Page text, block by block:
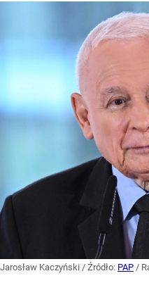
Jarosław Kaczyński / Źródło: PAP /